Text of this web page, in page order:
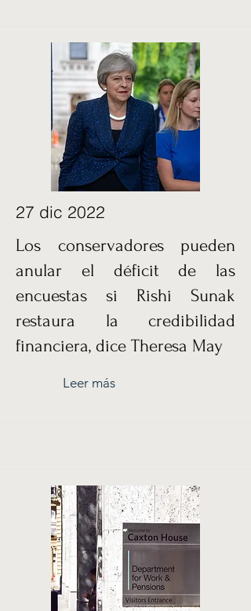
27 dic 2022
Los conservadores pueden
anular el déficit de las
encuestas si Rishi Sunak
restaura la credibilidad
financiera, dice Theresa May
Leer más